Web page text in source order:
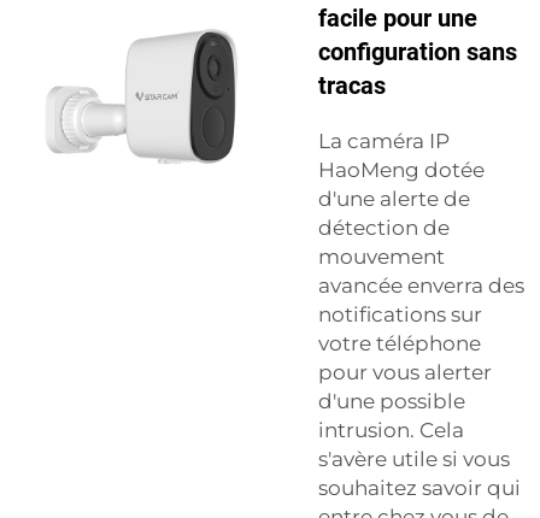
facile pour une
configuration sans
tracas
La caméra IP
HaoMeng dotée
d'une alerte de
détection de
mouvement
avancée enverra des
notifications sur
votre téléphone
pour vous alerter
d'une possible
intrusion. Cela
s'avère utile si vous
souhaitez savoir qui